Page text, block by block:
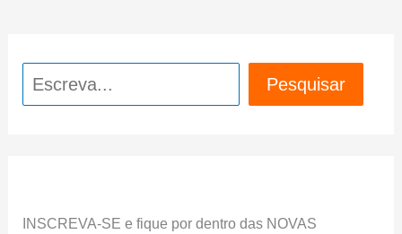
Pesquisar Pesquisar
INSCREVA-SE e fique por dentro das NOVAS